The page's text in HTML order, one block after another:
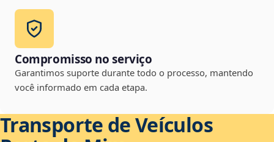
Compromisso no serviço
Garantimos suporte durante todo o processo, mantendo
você informado em cada etapa.
Transporte de Veículos